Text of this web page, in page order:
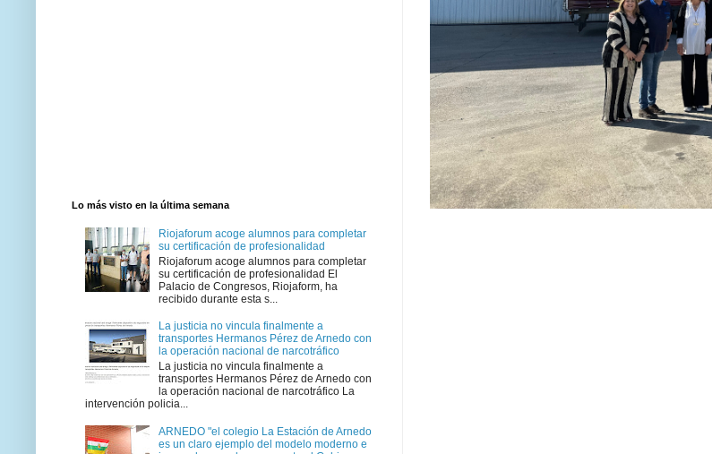
Lo más visto en la última semana
Riojaforum acoge alumnos para completar
su certificación de profesionalidad
Riojaforum acoge alumnos para completar
su certificación de profesionalidad El
Palacio de Congresos, Riojaform, ha
recibido durante esta s...
La justicia no vincula finalmente a
transportes Hermanos Pérez de Arnedo con
la operación nacional de narcotráfico
La justicia no vincula finalmente a
transportes Hermanos Pérez de Arnedo con
la operación nacional de narcotráfico La
intervención policia...
ARNEDO "el colegio La Estación de Arnedo
es un claro ejemplo del modelo moderno e